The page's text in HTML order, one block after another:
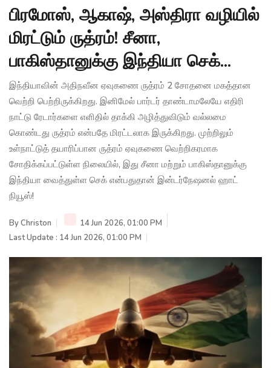
பிரமோஸ், ஆகாஷ், அஸ்திரா வழியில்
மிரட்டும் ருத்ரம்! சீனா,
பாகிஸ்தானுக்கு இந்தியா செக்...
இந்தியாவின் அதிநவீன ஏவுகணை ருத்ரம் 2 சோதனை மகத்தான
வெற்றி பெற்றிருக்கிறது. இனிமேல் பார்டர் தாண்டாமலேயே எதிரி
நாட்டு ரேடார்களை எளிதில் தாக்கி அழித்துவிடும் வல்லமை
கொண்டது ருத்ரம் என்பதே மிரட்டலாக இருக்கிறது. முற்றிலும்
உள்நாட்டுத் தயாரிப்பான ருத்ரம் ஏவுகணை வெற்றிகரமாக
சோதிக்கப்பட்டுள்ள நிலையில், இது சீனா மற்றும் பாகிஸ்தானுக்கு
இந்தியா வைத்துள்ள செக் என்பதுதான் இன்டர்நேஷனல் ஹாட்
நியூஸ்!
ByChriston
14 Jun 2026, 01:00 PM
Last Update : 14 Jun 2026, 01:00 PM